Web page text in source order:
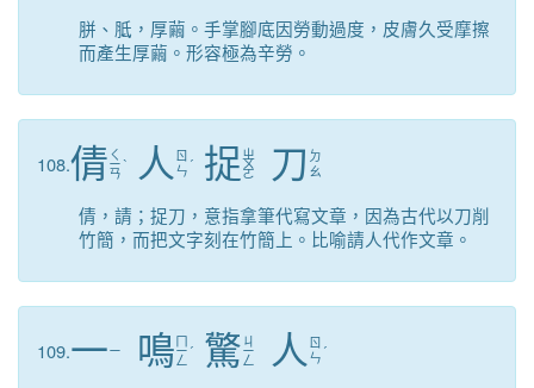
胼、胝，厚繭。手掌腳底因勞動過度，皮膚久受摩擦
而產生厚繭。形容極為辛勞。
108.倩 ㄑ
ㄧ
ㄢ
ˋ 人 ㄖ
ㄣ ˊ 捉 ㄓ
ㄨ
ㄛ 刀 ㄉ
ㄠ
倩，請；捉刀，意指拿筆代寫文章，因為古代以刀削
竹簡，而把文字刻在竹簡上。比喻請人代作文章。
109.一ㄧ 鳴 ㄇ
ㄧ
ㄥ
ˊ 驚 ㄐ
ㄧ
ㄥ 人 ㄖ
ㄣ ˊ